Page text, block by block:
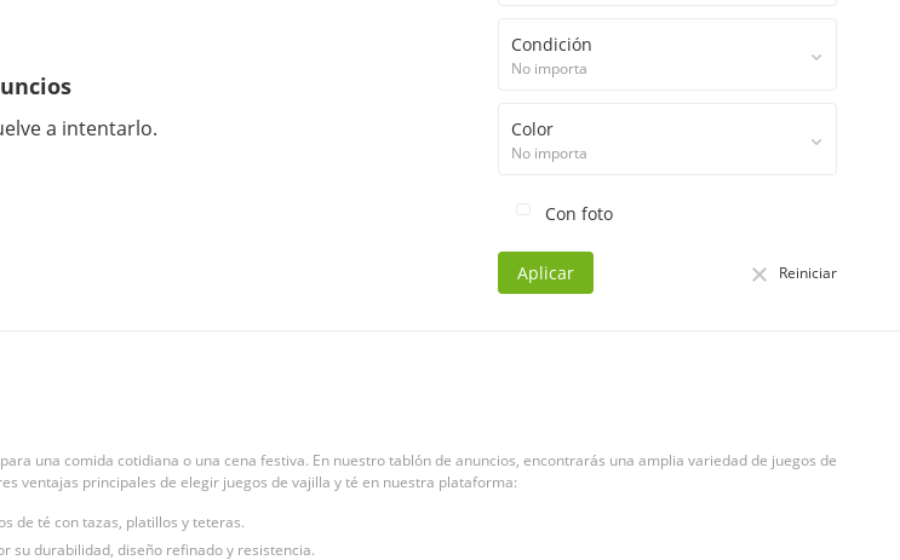
a intentarlo.
Condición
No importa
Color
No importa
Con foto
Aplicar Reiniciar
una comida cotidiana o una cena festiva. En nuestro tablón de anuncios, encontrarás una amplia variedad de juegos de
ventajas principales de elegir juegos de vajilla y té en nuestra plataforma:
de té con tazas, platillos y teteras.
su durabilidad, diseño refinado y resistencia.